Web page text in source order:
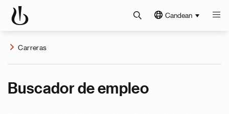
Candean
Carreras
Buscador de empleo